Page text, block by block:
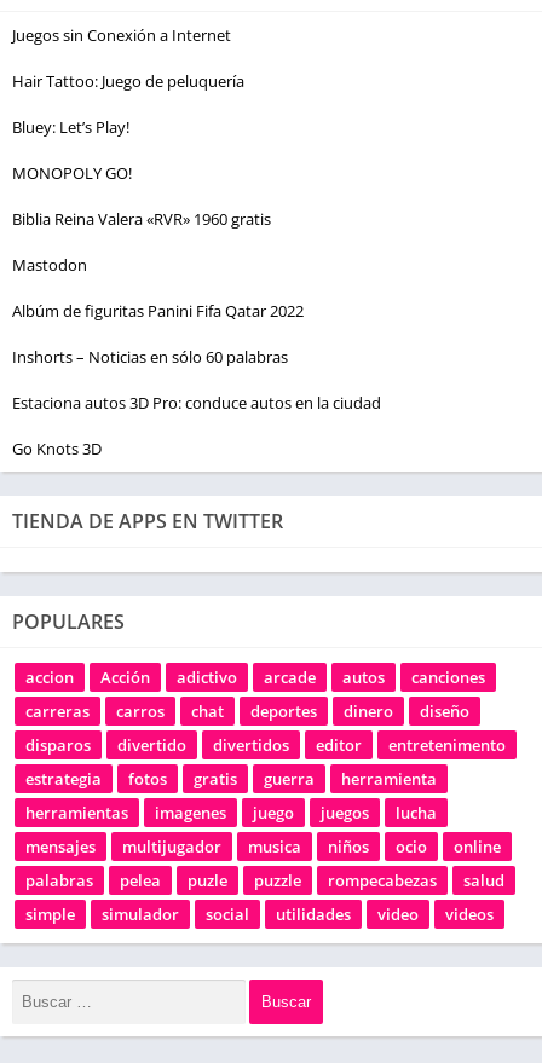
Juegos sin Conexión a Internet
Hair Tattoo: Juego de peluquería
Bluey: Let’s Play!
MONOPOLY GO!
Biblia Reina Valera «RVR» 1960 gratis
Mastodon
Albúm de figuritas Panini Fifa Qatar 2022
Inshorts – Noticias en sólo 60 palabras
Estaciona autos 3D Pro: conduce autos en la ciudad
Go Knots 3D
TIENDA DE APPS EN TWITTER
POPULARES
accion Acción adictivo arcade autos
canciones
carreras
carros chat deportes dinero
diseño
disparos
divertido divertidos editor
entretenimento
estrategia
fotos gratis guerra
herramienta
herramientas
imagenes juego juegos
lucha
mensajes
multijugador musica niños ocio
online
palabras
pelea puzle puzzle rompecabezas
salud
simple
simulador social utilidades video videos